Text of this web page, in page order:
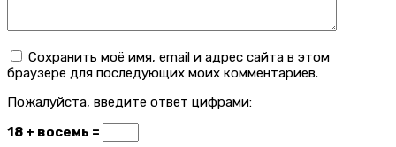
Сохранить моё имя, email и адрес сайта в этом
браузере для последующих моих комментариев.
Пожалуйста, введите ответ цифрами:
18 + восемь =